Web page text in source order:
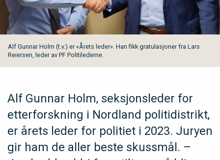
Alf Gunnar Holm (t.v.) er «Årets leder». Han fikk gratulasjoner fra Lars
Reiersen, leder av PF Politilederne.
Alf Gunnar Holm, seksjonsleder for
etterforskning i Nordland politidistrikt,
er årets leder for politiet i 2023. Juryen
gir ham de aller beste skussmål. –